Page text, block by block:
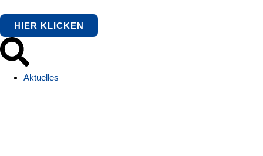
HIER KLICKEN
Aktuelles